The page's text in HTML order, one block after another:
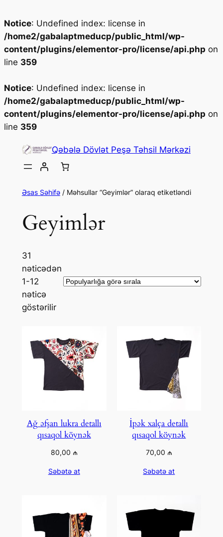
Notice: Undefined index: license in
/home2/gabalaptmeducp/public_html/wp-
content/plugins/elementor-pro/license/api.php on
line 359
Notice: Undefined index: license in
/home2/gabalaptmeducp/public_html/wp-
content/plugins/elementor-pro/license/api.php on
line 359
Qəbələ Dövlət Peşə Təhsil Mərkəzi
Əsas Səhifə/ Məhsullar “Geyimlər” olaraq etiketləndi
Geyimlər
31
nəticədən
1-12
nəticə
göstərilir
Ağ əfşan lukra detallı
qısaqol köynək
80,00 ₼
Səbətə at
İpək xalça detallı
qısaqol köynək
70,00 ₼
Səbətə at